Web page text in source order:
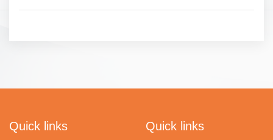
มีห้องพักจำนวน 12 ห้อง ทุกห้องมี ทีวี ตู้เย็น แอร์ และเฟอร์นิเจอร์
Quick links Quick links